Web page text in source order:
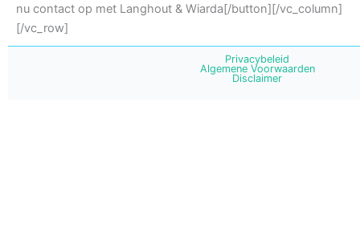
nu contact op met Langhout & Wiarda[/button][/vc_column]
[/vc_row]
Privacybeleid
Algemene Voorwaarden
Disclaimer